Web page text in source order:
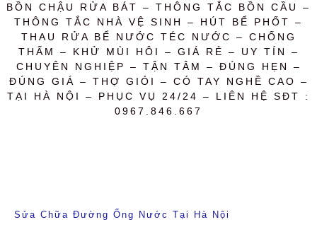
BỒN CHẬU RỬA BÁT – THÔNG TẮC BỒN CẦU –
THÔNG TẮC NHÀ VỆ SINH – HÚT BỂ PHỐT –
THAU RỬA BỂ NƯỚC TÉC NƯỚC – CHỐNG
THẤM – KHỬ MÙI HÔI – GIÁ RẺ – UY TÍN –
CHUYÊN NGHIỆP – TẬN TÂM – ĐÚNG HẸN –
ĐÚNG GIÁ – THỢ GIỎI – CÓ TAY NGHỀ CAO –
TẠI HÀ NỘI – PHỤC VỤ 24/24 – LIÊN HỆ SĐT :
0967.846.667
Sửa Chữa Đường Ống Nước Tại Hà Nội